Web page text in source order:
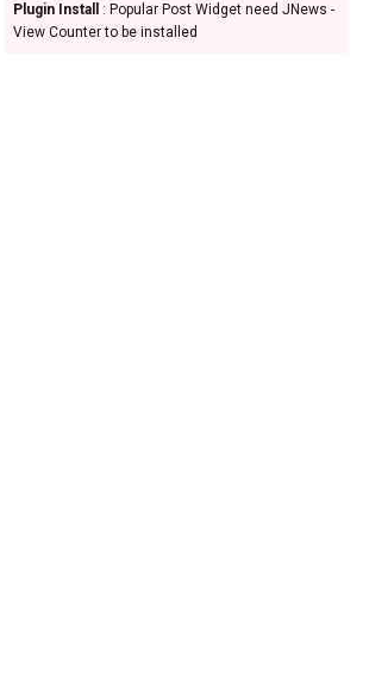
Plugin Install
: Popular Post Widget need JNews -
View Counter to be installed